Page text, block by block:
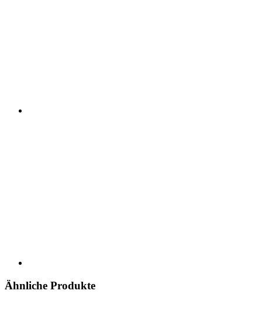
Ähnliche Produkte